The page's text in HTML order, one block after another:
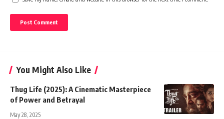
You Might Also Like
Thug Life (2025): A Cinematic Masterpiece
of Power and Betrayal
May 28, 2025